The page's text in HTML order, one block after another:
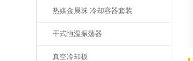
热媒金属珠 冷却容器套装
干式恒温振荡器
真空冷却板